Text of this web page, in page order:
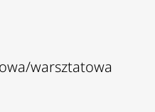
warsztatowa